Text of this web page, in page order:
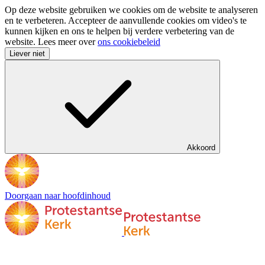
Op deze website gebruiken we cookies om de website te analyseren
en te verbeteren. Accepteer de aanvullende cookies om video's te
kunnen kijken en ons te helpen bij verdere verbetering van de
website. Lees meer overons cookiebeleid
Liever niet
Akkoord
Doorgaan naar hoofdinhoud